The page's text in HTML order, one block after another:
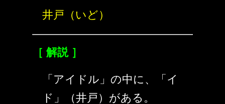
井戸（いど）
［ 解説 ］
「アイドル」の中に、「イ
ド」（井戸）がある。